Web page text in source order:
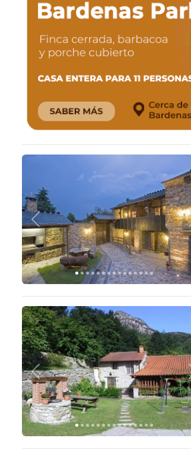
Anterior
Anterior